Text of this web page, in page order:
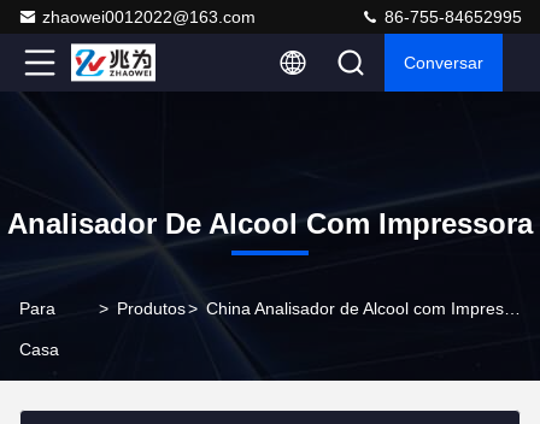
zhaowei0012022@163.com 86-755-84652995
Conversar
Analisador De Alcool Com Impressora
Para
Casa
> Produtos> China Analisador de Alcool com Impressora